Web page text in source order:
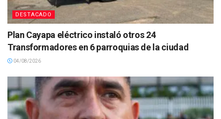
DESTACADO
Plan Cayapa eléctrico instaló otros 24
Transformadores en 6 parroquias de la ciudad
04/08/2026